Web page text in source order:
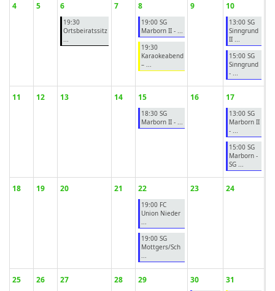
4 5 6
19:30
Ortsbeiratssitz
...
7 8
19:00 SG
Marborn II - ...
19:30
Karaokeabend
– ...
9 10
13:00 SG
Sinngrund
II ...
15:00 SG
Sinngrund
- ...
11 12 13 14 15
18:30 SG
Marborn II - ...
16 17
13:00 SG
Marborn II
- ...
15:00 SG
Marborn -
SG ...
18 19 20 21 22
19:00 FC
Union Nieder
...
19:00 SG
Mottgers/Sch
...
23 24
25 26 27 28 29 30 31